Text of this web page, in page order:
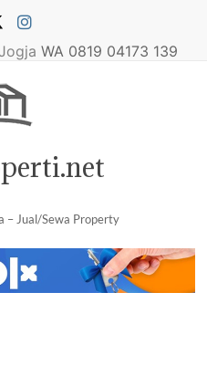
WA 0819 04173 139
– Jual/Sewa Property